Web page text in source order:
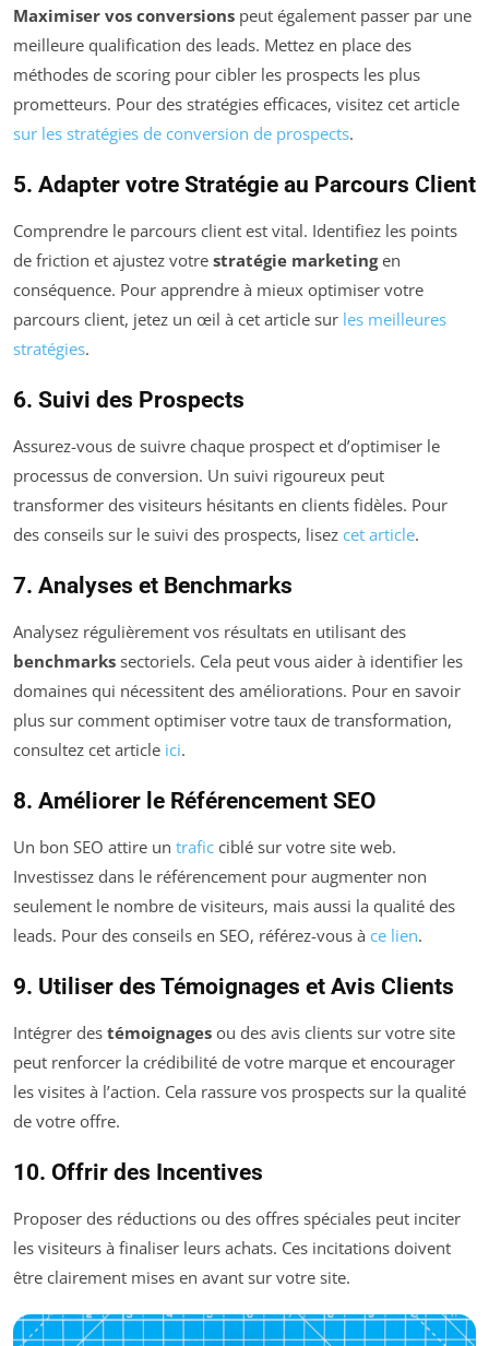
Maximiser vos conversions peut également passer par une
meilleure qualification des leads. Mettez en place des
méthodes de scoring pour cibler les prospects les plus
prometteurs. Pour des stratégies efficaces, visitez cet article
sur les stratégies de conversion de prospects.
5. Adapter votre Stratégie au Parcours Client
Comprendre le parcours client est vital. Identifiez les points
de friction et ajustez votre stratégie marketingen
conséquence. Pour apprendre à mieux optimiser votre
parcours client, jetez un œil à cet article sur les meilleures
stratégies.
6. Suivi des Prospects
Assurez-vous de suivre chaque prospect et d’optimiser le
processus de conversion. Un suivi rigoureux peut
transformer des visiteurs hésitants en clients fidèles. Pour
des conseils sur le suivi des prospects, lisez cet article.
7. Analyses et Benchmarks
Analysez régulièrement vos résultats en utilisant des
benchmarks sectoriels. Cela peut vous aider à identifier les
domaines qui nécessitent des améliorations. Pour en savoir
plus sur comment optimiser votre taux de transformation,
consultez cet article ici.
8. Améliorer le Référencement SEO
Un bon SEO attire un trafic ciblé sur votre site web.
Investissez dans le référencement pour augmenter non
seulement le nombre de visiteurs, mais aussi la qualité des
leads. Pour des conseils en SEO, référez-vous à ce lien.
9. Utiliser des Témoignages et Avis Clients
Intégrer des témoignages ou des avis clients sur votre site
peut renforcer la crédibilité de votre marque et encourager
les visites à l’action. Cela rassure vos prospects sur la qualité
de votre offre.
10. Offrir des Incentives
Proposer des réductions ou des offres spéciales peut inciter
les visiteurs à finaliser leurs achats. Ces incitations doivent
être clairement mises en avant sur votre site.